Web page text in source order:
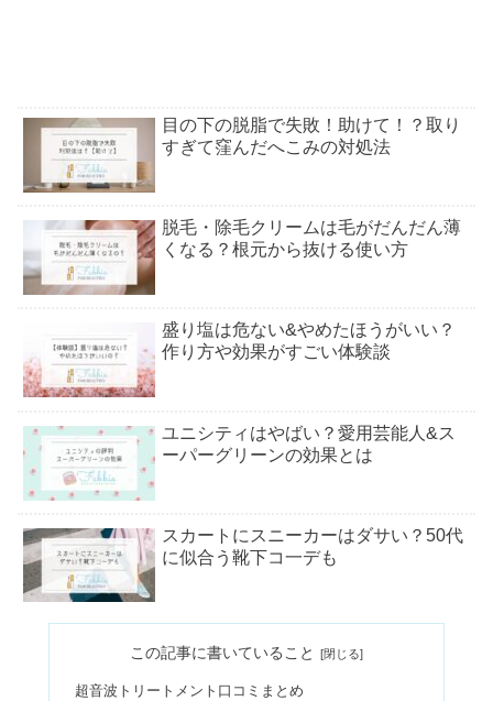
目の下の脱脂で失敗！助けて！？取り
すぎて窪んだへこみの対処法
脱毛・除毛クリームは毛がだんだん薄
くなる？根元から抜ける使い方
盛り塩は危ない&やめたほうがいい？
作り方や効果がすごい体験談
ユニシティはやばい？愛用芸能人&ス
ーパーグリーンの効果とは
スカートにスニーカーはダサい？50代
に似合う靴下コ一デも
やダサい・人気ないの評判本当なの？
この記事に書いていること
超音波トリートメント口コミまとめ